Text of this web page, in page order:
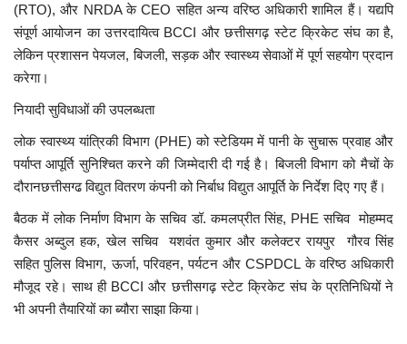
(RTO), और NRDA के CEO सहित अन्य वरिष्ठ अधिकारी शामिल हैं। यद्यपि
संपूर्ण आयोजन का उत्तरदायित्व BCCI और छत्तीसगढ़ स्टेट क्रिकेट संघ का है,
लेकिन प्रशासन पेयजल, बिजली, सड़क और स्वास्थ्य सेवाओं में पूर्ण सहयोग प्रदान
करेगा।
नियादी सुविधाओं की उपलब्धता
लोक स्वास्थ्य यांत्रिकी विभाग (PHE) को स्टेडियम में पानी के सुचारू प्रवाह और
पर्याप्त आपूर्ति सुनिश्चित करने की जिम्मेदारी दी गई है। बिजली विभाग को मैचों के
दौरानछत्तीसग्ढ विद्युत वितरण कंपनी को निर्बाध विद्युत आपूर्ति के निर्देश दिए गए हैं।
बैठक में लोक निर्माण विभाग के सचिव डॉ. कमलप्रीत सिंह, PHE सचिव मोहम्मद
कैसर अब्दुल हक, खेल सचिव यशवंत कुमार और कलेक्टर रायपुर गौरव सिंह
सहित पुलिस विभाग, ऊर्जा, परिवहन, पर्यटन और CSPDCL के वरिष्ठ अधिकारी
मौजूद रहे। साथ ही BCCI और छत्तीसगढ़ स्टेट क्रिकेट संघ के प्रतिनिधियों ने
भी अपनी तैयारियों का ब्यौरा साझा किया।